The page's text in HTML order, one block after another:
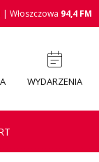
| Włoszczowa 94,4 FM
WYDARZENIA